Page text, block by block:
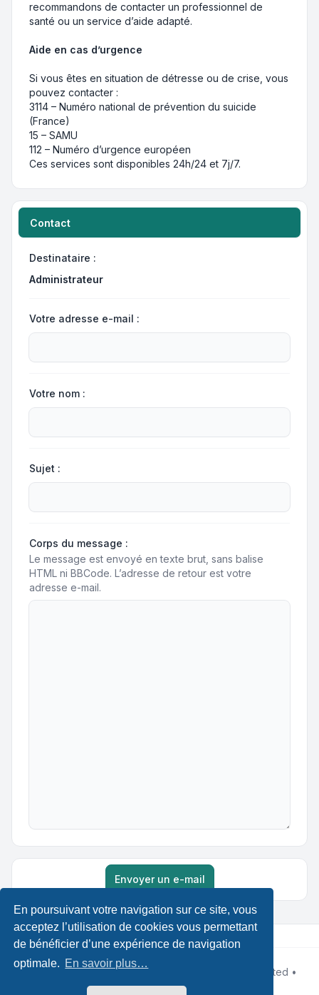
En poursuivant votre navigation sur ce site, vous
acceptez l’utilisation de cookies vous permettant
de bénéficier d’une expérience de navigation
optimale. En savoir plus…
recommandons de contacter un professionnel de
santé ou un service d’aide adapté.
Aide en cas d’urgence
Si vous êtes en situation de détresse ou de crise, vous
pouvez contacter :
3114 – Numéro national de prévention du suicide
(France)
15 – SAMU
112 – Numéro d’urgence européen
Ces services sont disponibles 24h/24 et 7j/7.
Contact
Destinataire :
Administrateur
Votre adresse e-mail :
Votre nom :
Sujet :
Corps du message :
Le message est envoyé en texte brut, sans balise
HTML ni BBCode. L’adresse de retour est votre
adresse e-mail.
Envoyer un e-mail
Développé parphpBB® Forum Software © phpBB Limited •
Leenoz